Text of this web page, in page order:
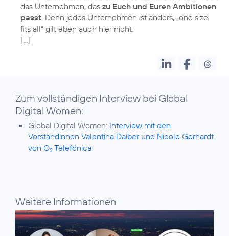
das Unternehmen, das zu Euch und Euren Ambitionen
passt . Denn jedes Unternehmen ist anders, „one size
fits all“ gilt eben auch hier nicht.
[…]
Zum vollständigen Interview bei Global
Digital Women:
Global Digital Women: Interview mit den
Vorständinnen Valentina Daiber und Nicole Gerhardt
von O2 Telefónica
Weitere Informationen